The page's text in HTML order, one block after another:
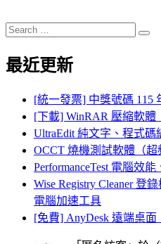
Search
for:
最近更新
[統一發票] 中獎號碼 115
[下載] WinRAR 壓縮軟體
UltraEdit 純文字、程式碼
OCCT 燒機測試軟體（超
PerformanceTest 電腦效
Wise Registry Cleaner 登
電腦加速工具
[免費] AnyDesk 遠端桌面